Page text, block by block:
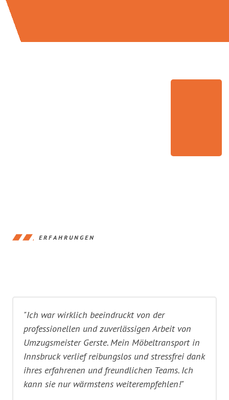
ERFAHRUNGEN
"Ich war wirklich beeindruckt von der
professionellen und zuverlässigen Arbeit von
Umzugsmeister Gerste. Mein Möbeltransport in
Innsbruck verlief reibungslos und stressfrei dank
ihres erfahrenen und freundlichen Teams. Ich
kann sie nur wärmstens weiterempfehlen!"